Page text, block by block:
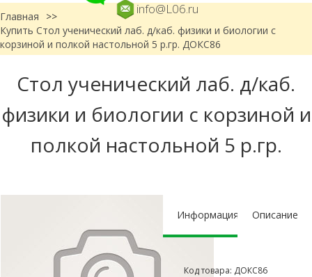
info@L06.ru
Главная
>>
Купить Стол ученический лаб. д/каб. физики и биологии с
корзиной и полкой настольной 5 р.гр. ДОКС86
Стол ученический лаб. д/каб.
физики и биологии с корзиной и
полкой настольной 5 р.гр.
Информация Описание
Код товара: ДОКС86